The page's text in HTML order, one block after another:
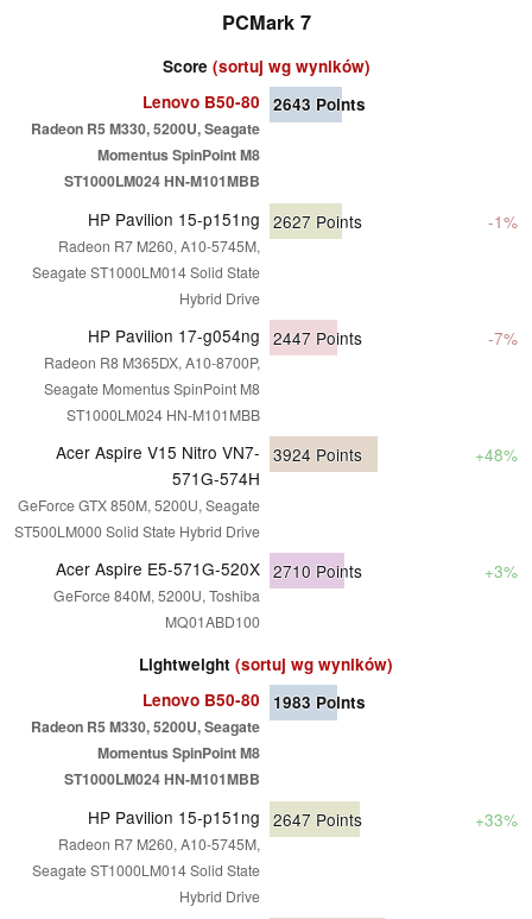
PCMark 7
Score (sortuj wg wyników)
Lenovo B50-80
Radeon R5 M330, 5200U, Seagate
Momentus SpinPoint M8
ST1000LM024 HN-M101MBB
2643 Points
HP Pavilion 15-p151ng
Radeon R7 M260, A10-5745M,
Seagate ST1000LM014 Solid State
Hybrid Drive
2627 Points -1%
HP Pavilion 17-g054ng
Radeon R8 M365DX, A10-8700P,
Seagate Momentus SpinPoint M8
ST1000LM024 HN-M101MBB
2447 Points -7%
Acer Aspire V15 Nitro VN7-
571G-574H
GeForce GTX 850M, 5200U, Seagate
ST500LM000 Solid State Hybrid Drive
3924 Points +48%
Acer Aspire E5-571G-520X
GeForce 840M, 5200U, Toshiba
MQ01ABD100
2710 Points +3%
Lightweight (sortuj wg wyników)
Lenovo B50-80
Radeon R5 M330, 5200U, Seagate
Momentus SpinPoint M8
ST1000LM024 HN-M101MBB
1983 Points
HP Pavilion 15-p151ng
Radeon R7 M260, A10-5745M,
Seagate ST1000LM014 Solid State
Hybrid Drive
2647 Points +33%